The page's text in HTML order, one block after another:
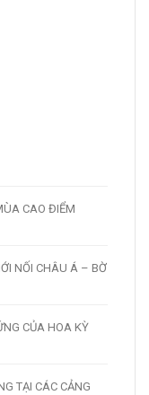
CAO ĐIỂM
NỐI CHÂU Á – BỜ
CỦA HOA KỲ
TẠI CÁC CẢNG